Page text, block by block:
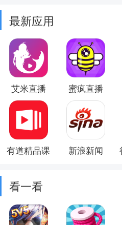
最新应用
艾米直播 蜜疯直播
有道精品课 新浪新闻
看一看